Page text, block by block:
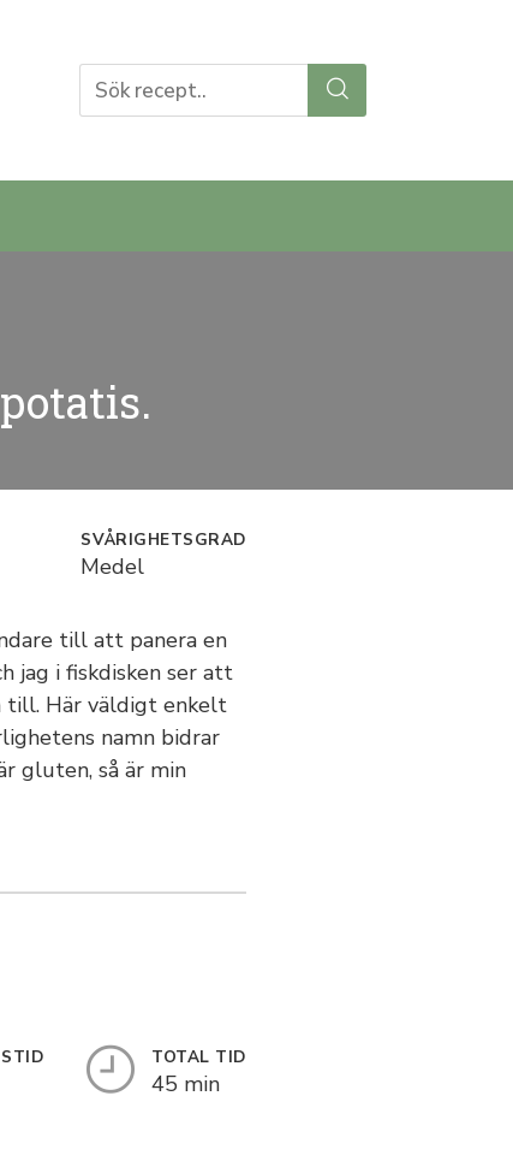
SVÅRIGHETSGRAD
Medel
till att panera en
jag i fiskdisken ser att
till. Här väldigt enkelt
namn bidrar
gluten, så är min
TOTAL TID
45 min